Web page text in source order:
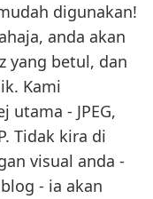
digunakan!
anda akan
yang betul, dan
Kami
- JPEG,
Tidak kira di
visual anda -
- ia akan